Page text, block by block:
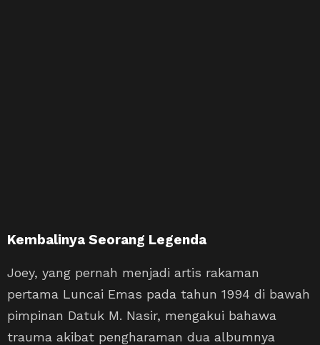
Kembalinya Seorang Legenda
Joey, yang pernah menjadi artis rakaman
pertama Luncai Emas pada tahun 1994 di bawah
pimpinan Datuk M. Nasir, mengakui bahawa
trauma akibat pengharaman dua albumnya